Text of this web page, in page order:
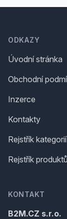
ODKAZY
Úvodní stránka
Obchodní
Inzerce
Kontakty
Rejstřík kategorií
Rejstřík produktů
KONTAKT
B2M.CZ s.r.o.